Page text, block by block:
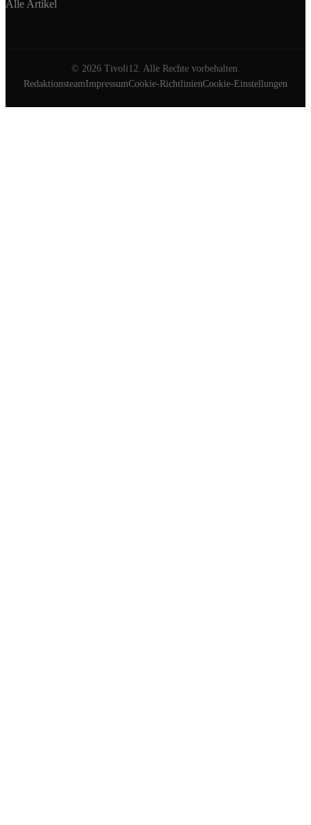
Alle Artikel
© 2026Tivoli12. Alle Rechte vorbehalten.
RedaktionsteamImpressumCookie-RichtlinienCookie-Einstellungen